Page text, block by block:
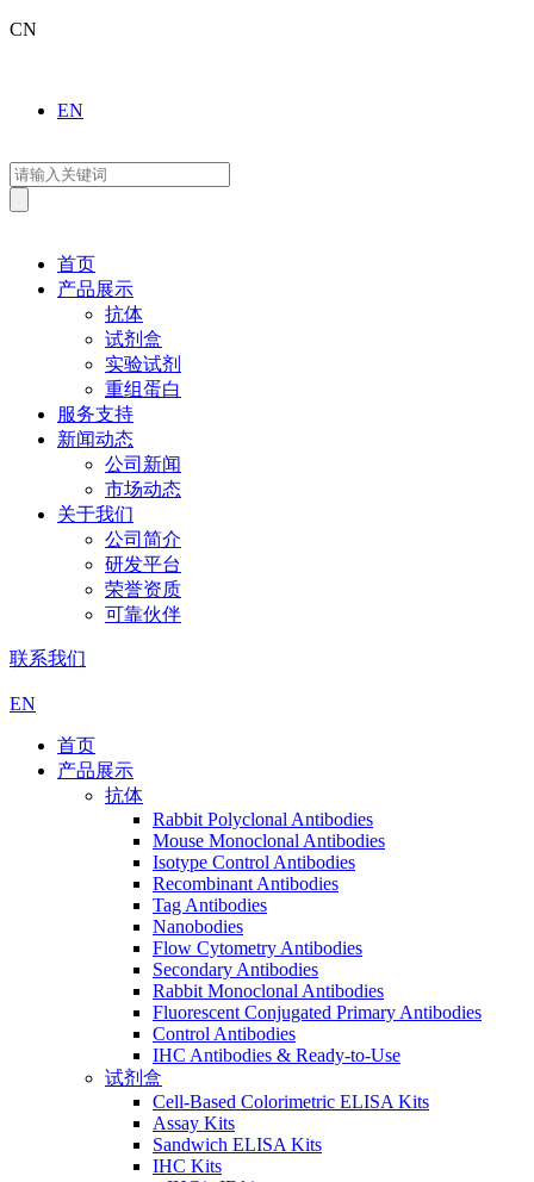
CN
EN
首页
产品展示
抗体
试剂盒
实验试剂
重组蛋白
服务支持
新闻动态
公司新闻
市场动态
关于我们
公司简介
研发平台
荣誉资质
可靠伙伴
联系我们
EN
首页
产品展示
抗体
Rabbit Polyclonal Antibodies
Mouse Monoclonal Antibodies
Isotype Control Antibodies
Recombinant Antibodies
Tag Antibodies
Nanobodies
Flow Cytometry Antibodies
Secondary Antibodies
Rabbit Monoclonal Antibodies
Fluorescent Conjugated Primary Antibodies
Control Antibodies
IHC Antibodies & Ready-to-Use
试剂盒
Cell-Based Colorimetric ELISA Kits
Assay Kits
Sandwich ELISA Kits
IHC Kits